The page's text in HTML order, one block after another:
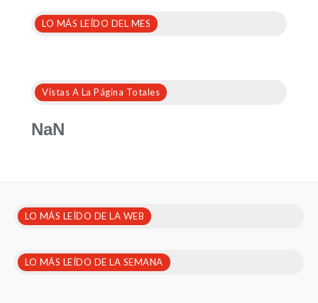
LO MÁS LEÍDO DEL MES
Vistas A La Página Totales
NaN
LO MÁS LEÍDO DE LA WEB
LO MÁS LEÍDO DE LA SEMANA